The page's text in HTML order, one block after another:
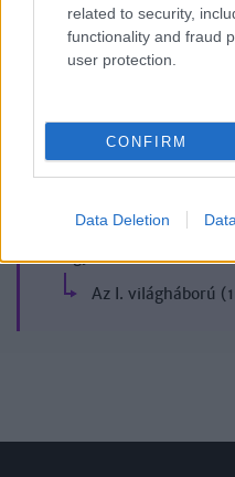
related to security,
functionality and fraud
user protection.
CONFIRM
Data Deletion
Korszak
Egyetemes történelem
Az I. világháború